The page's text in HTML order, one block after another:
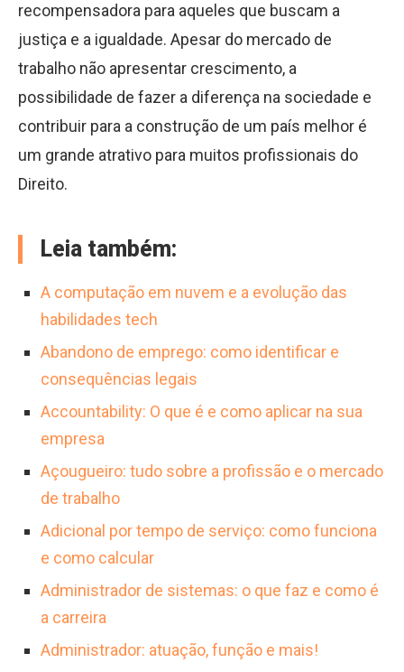
recompensadora para aqueles que buscam a
justiça e a igualdade. Apesar do mercado de
trabalho não apresentar crescimento, a
possibilidade de fazer a diferença na sociedade e
contribuir para a construção de um país melhor é
um grande atrativo para muitos profissionais do
Direito.
Leia também:
A computação em nuvem e a evolução das
habilidades tech
Abandono de emprego: como identificar e
consequências legais
Accountability: O que é e como aplicar na sua
empresa
Açougueiro: tudo sobre a profissão e o mercado
de trabalho
Adicional por tempo de serviço: como funciona
e como calcular
Administrador de sistemas: o que faz e como é
a carreira
Administrador: atuação, função e mais!